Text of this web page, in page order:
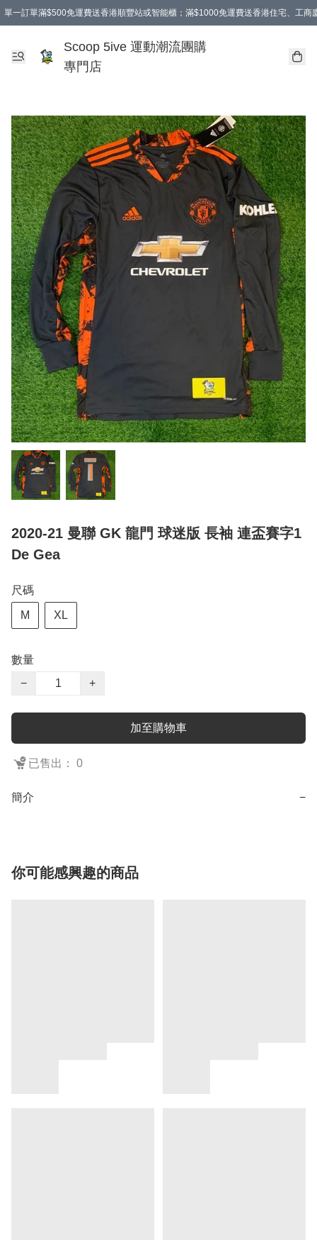
單一訂單滿$500免運費送香港順豐站或智能櫃；滿$1000免運費送香港住宅、工商
Scoop 5ive 運動潮流團購
專門店
2020-21 曼聯 GK 龍門 球迷版 長袖 連盃賽字1
De Gea
尺碼
M XL
數量
−
+
加至購物車
已售出： 0
簡介 −
你可能感興趣的商品